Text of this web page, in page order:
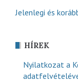
Jelenlegi és
HÍREK
Nyilatkozat a